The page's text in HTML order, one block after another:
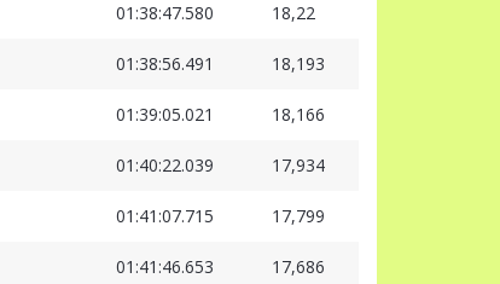
01:38:47.580 18,22
01:38:56.491 18,193
01:39:05.021 18,166
01:40:22.039 17,934
01:41:07.715 17,799
01:41:46.653 17,686